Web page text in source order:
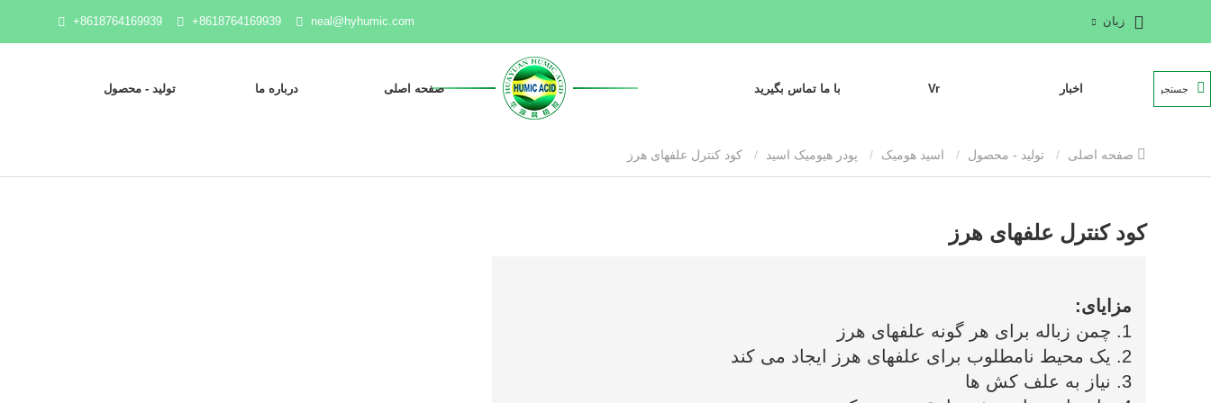
neal@hyhumic.com
+8618764169939
+8618764169939 زبان
صفحه اصلی درباره ما تولید - محصول اخبار Vr با ما تماس بگیرید
تولید - محصول اسید هومیک پودر هیومیک اسید
کود کنترل علفهای هرز
مزایای:
1. چمن زباله برای هر گونه علفهای هرز
2. یک محیط نامطلوب برای علفهای هرز ایجاد می کند
3. نیاز به علف کش ها